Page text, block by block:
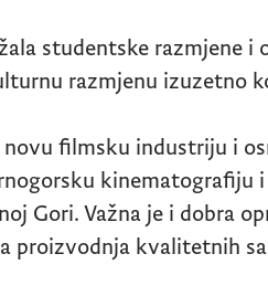
studentske razmjene i
razmjenu izuzetno
novu filmsku industriju i
kinematografiju
Gori. Važna je i dobra
proizvodnja kvalitetnih